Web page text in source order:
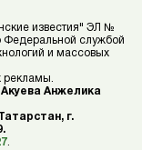
известия" ЭЛ №
Федеральной службой
и массовых
рекламы.
Анжелика
г.